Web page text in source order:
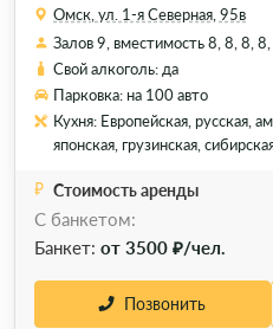
Омск, ул. 1-я Северная, 95в
Залов 9, вместимость 8, 8, 8,
Свой алкоголь: да
Парковка: на 100 авто
Кухня: Европейская, русская,
японская, грузинская,
Стоимость аренды
С банкетом:
Банкет: от 3500 ₽/чел.
Позвонить